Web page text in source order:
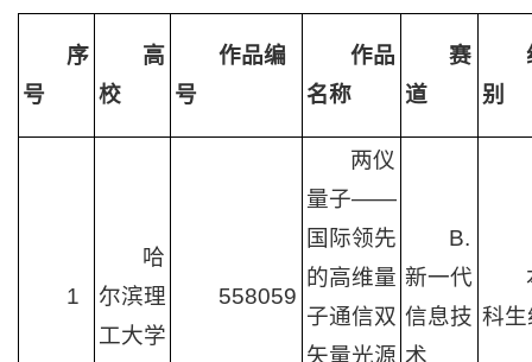
序
号
高
校
作品编
号
作品
名称
赛
道
别
1
哈
尔滨理
工大学
558059
两仪
量子——
国际领先
的高维量
子通信双
矢量光源
B.
新一代
信息技
术
科生